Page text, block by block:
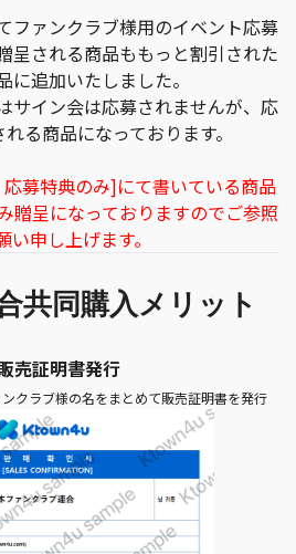
ファンクラブ様用のイベント応募
呈される商品ももっと割引された
に追加いたしました。
サイン会は応募されませんが、応
る商品になっております。
募特典のみ]にて書いている商品
贈呈になっておりますのでご参照
い申し上げます。
共同購入メリット
売証明書発行
クラブ様の名をまとめて販売証明書を発行